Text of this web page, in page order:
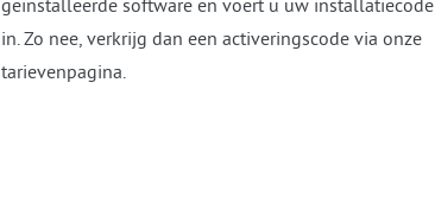
in. Zo nee, verkrijg dan een activeringscode via onze
tarievenpagina.